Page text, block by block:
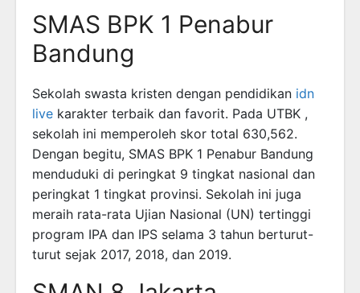
SMAS BPK 1 Penabur
Bandung
Sekolah swasta kristen dengan pendidikan idn
live karakter terbaik dan favorit. Pada UTBK ,
sekolah ini memperoleh skor total 630,562.
Dengan begitu, SMAS BPK 1 Penabur Bandung
menduduki di peringkat 9 tingkat nasional dan
peringkat 1 tingkat provinsi. Sekolah ini juga
meraih rata-rata Ujian Nasional (UN) tertinggi
program IPA dan IPS selama 3 tahun berturut-
turut sejak 2017, 2018, dan 2019.